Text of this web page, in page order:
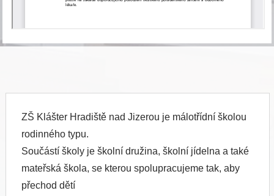
ZŠ Klášter Hradiště nad Jizerou je málotřídní školou
rodinného typu.
Součástí školy je školní družina, školní jídelna a také
mateřská škola, se kterou spolupracujeme tak, aby
přechod dětí